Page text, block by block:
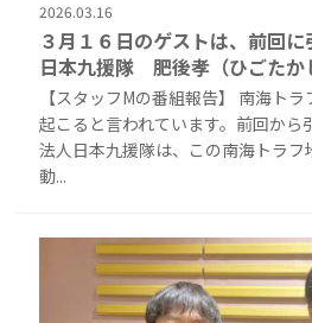
2026.03.16
３月１６日のゲストは、前回
日本九援隊 肥後孝（ひごたか
【スタッフMの番組報告】 南海ト
起こると言われています。前回から
法人日本九援隊は、この南海トラフ
動...